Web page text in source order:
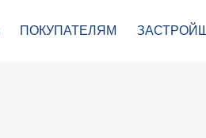
ПОКУПАТЕЛЯМ